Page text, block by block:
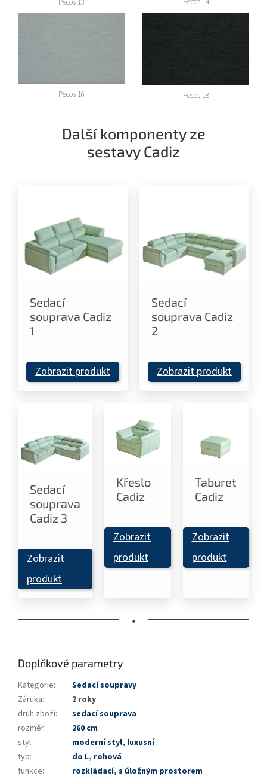
Pecos 13
Pecos 16 Pecos 18
Další komponenty ze
sestavy Cadiz
Sedací
souprava Cadiz
1
Zobrazit produkt
Sedací
souprava Cadiz
2
Zobrazit produkt
Sedací
souprava
Cadiz 3
Zobrazit
produkt
Křeslo
Cadiz
Zobrazit
produkt
Taburet
Cadiz
Zobrazit
produkt
•
Doplňkové parametry
Kategorie:
Sedací soupravy
Záruka:
2 roky
druh zboží:
sedací souprava
rozměr:
260 cm
styl: moderní styl, luxusní
typ: do L, rohová
funkce: rozkládací, s úložným prostorem